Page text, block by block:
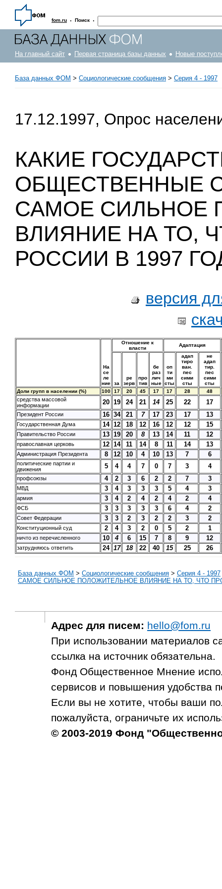
fom.ru · Поиск ·
На главный сайт Первая страница базы данных Новые
База данных ФОМ > Социологические сообщения > Серия 4 - 1997
17.12.1997, Опрос
КАКИЕ
ОБЩЕСТВЕННЫЕ
САМОЕ СИЛЬНОЕ
ВЛИЯНИЕ НА ТО,
РОССИИ В 1997
версия
На
се
ле
ние
Отношение к
власти
Адаптация
за
ре
зерв
про
тив
бе
раз
лич
ные
оп
ти
ми
сты
адап
тиро
ван.
пес
сими
сты
не
адап
тир.
пес
сими
сты
Доли групп в населении (%)
100 17 20 45 17 17 28 48
средства массовой
информации
20 19 24 21 14 25 22 17
Президент России 16 34 21 7 17 23 17 13
Государственная Дума 14 12 18 12 16 12 12 15
Правительство России 13 19 20 8 13 14 11 12
православная церковь 12 14 11 14 8 11 14 13
Администрация Президента 8 12 10 4 10 13 7 6
политические партии и
движения
5 4 4 7 0 7 3 4
профсоюзы 4 2 3 6 2 2 7 3
МВД 3 4 3 3 3 5 4 3
армия 3 4 2 4 2 4 2 4
ФСБ 3 3 3 3 3 6 4 2
Совет Федерации 3 3 2 3 2 2 3 2
Конституционный суд 2 4 3 2 0 5 2 1
ничто из перечисленного 10 4 6 15 7 8 9 12
затрудняюсь ответить 24 17 18 22 40 15 25 26
База данных ФОМ > Социологические сообщения > Серия 4 - 1997
САМОЕ СИЛЬНОЕ ПОЛОЖИТЕЛЬНОЕ ВЛИЯНИЕ НА ТО, ЧТО
Адрес для писем: hello@fom.ru
При использовании материалов
ссылка на источник обязательна.
Фонд Общественное Мнение
сервисов и повышения удобства
Если вы не хотите, чтобы ваши
пожалуйста, ограничьте их
© 2003-2019 Фонд